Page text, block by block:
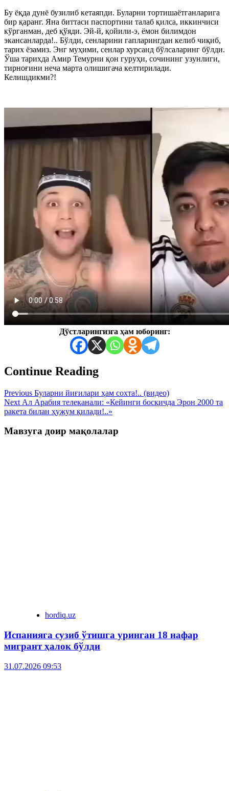
Бу ёқда дунё бузилиб кетаяпди. Буларни тортишаётганларига
бир қаранг. Яна биттаси паспортини талаб қилса, иккинчиси
кўрганман, деб қўяди. Эй-й, қойили-э, ёмон билимдон
экансанларда!.. Бўлди, сенларини гапларингдан келиб чиқиб,
тарих ёзамиз. Энг муҳими, сенлар хурсанд бўлсаларинг бўлди.
Ўша тарихда Амир Темурни қон гуруҳи, сочининг узунлиги,
тирноғини неча марта олишигача келтирилади.
Келишдикми?!
Дўстларингизга ҳам юборинг:
Continue Reading
Previous Буларни йиғилари ҳам сохта!.. (видео)
Next Ал Арабия телеканали: «Кейинги босқичда Эрон 2000 та
ракета билан ҳужум қилади!..»
Мавзуга доир мақолалар
hordiq.uz
Испанияга сузиб ўтишга уринган 18 нафар
мигрант ҳалок бўлди
31.07.2026 09:53